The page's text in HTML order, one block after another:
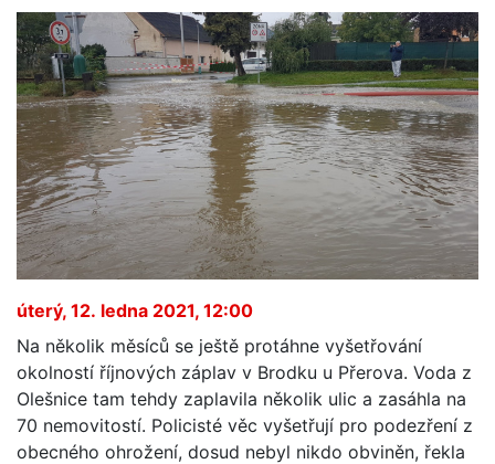
úterý, 12. ledna 2021, 12:00
Na několik měsíců se ještě protáhne vyšetřování
okolností říjnových záplav v Brodku u Přerova. Voda z
Olešnice tam tehdy zaplavila několik ulic a zasáhla na
70 nemovitostí. Policisté věc vyšetřují pro podezření z
obecného ohrožení, dosud nebyl nikdo obviněn, řekla